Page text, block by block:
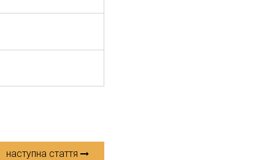
наступна стаття